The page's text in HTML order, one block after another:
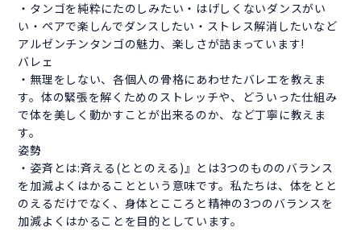
・タンゴを純粋にたのしみたい・はげしくないダンスがい
い・ペアで楽しんでダンスしたい・ストレス解消したいなど
アルゼンチンタンゴの魅力、楽しさが詰まっています!
バレェ
・無理をしない、各個人の骨格にあわせたバレエを教えま
す。体の緊張を解くためのストレッチや、どういった仕組み
で体を美しく動かすことが出来るのか、など丁寧に教えま
す。
姿勢
・姿斉とは:斉える(ととのえる)』とは3つのもののバランス
を加減よくはかることという意味です。私たちは、体をとと
のえるだけでなく、身体とこころと精神の3つのバランスを
加減よくはかることを目的としています。